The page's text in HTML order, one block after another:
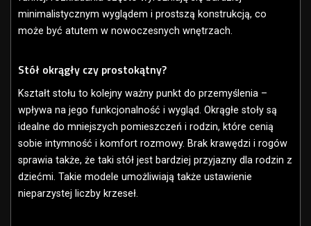
minimalistycznym wyglądem i prostszą konstrukcją, co
może być atutem w nowoczesnych wnętrzach.
Stół okrągły czy prostokątny?
Kształt stołu to kolejny ważny punkt do przemyślenia –
wpływa na jego funkcjonalność i wygląd. Okrągłe stoły są
idealne do mniejszych pomieszczeń i rodzin, które cenią
sobie intymność i komfort rozmowy. Brak krawędzi i rogów
sprawia także, że taki stół jest bardziej przyjazny dla rodzin z
dziećmi. Takie modele umożliwiają także ustawienie
nieparzystej liczby krzeseł.